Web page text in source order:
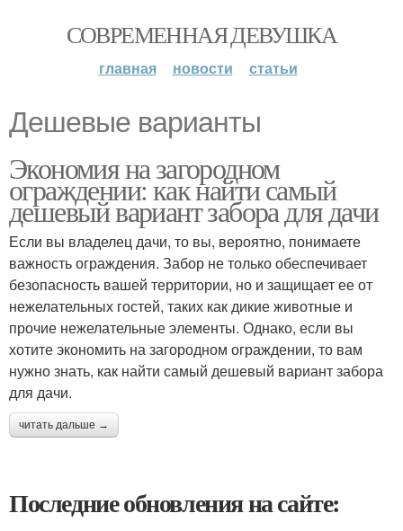
СОВРЕМЕННАЯ ДЕВУШКА
главная новости статьи
Дешевые варианты
Экономия на загородном
ограждении: как найти самый
дешевый вариант забора для дачи
Если вы владелец дачи, то вы, вероятно, понимаете
важность ограждения. Забор не только обеспечивает
безопасность вашей территории, но и защищает ее от
нежелательных гостей, таких как дикие животные и
прочие нежелательные элементы. Однако, если вы
хотите экономить на загородном ограждении, то вам
нужно знать, как найти самый дешевый вариант забора
для дачи.
читать дальше →
Последние обновления на сайте: